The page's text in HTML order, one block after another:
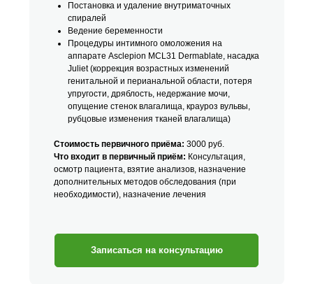
Постановка и удаление внутриматочных
спиралей
Ведение беременности
Процедуры интимного омоложения на
аппарате Asclepion MCL31 Dermablate, насадка
Juliet (коррекция возрастных изменений
генитальной и перианальной области, потеря
упругости, дряблость, недержание мочи,
опущение стенок влагалища, крауроз вульвы,
рубцовые изменения тканей влагалища)
Стоимость первичного приёма: 3000 руб.
Что входит в первичный приём: Консультация,
осмотр пациента, взятие анализов, назначение
дополнительных методов обследования (при
необходимости), назначение лечения
Записаться на консультацию